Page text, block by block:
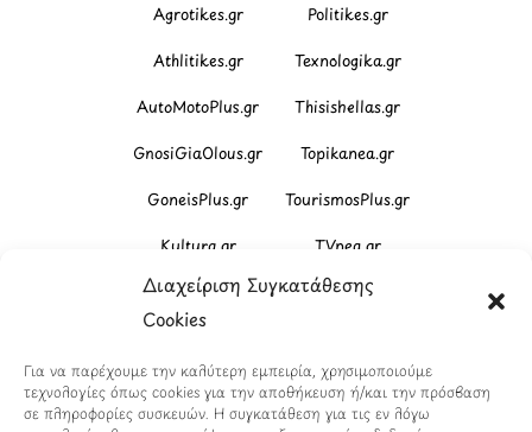
Διαχείριση Συγκατάθεσης
Cookies
Για να παρέχουμε την καλύτερη εμπειρία, χρησιμοποιούμε
τεχνολογίες όπως cookies για την αποθήκευση ή/και την πρόσβαση
σε πληροφορίες συσκευών. Η συγκατάθεση για τις εν λόγω
Agrotikes.gr Politikes.gr
Athlitikes.gr Texnologika.gr
AutoMotoPlus.gr Thisishellas.gr
GnosiGiaOlous.gr Topikanea.gr
GoneisPlus.gr TourismosPlus.gr
Kultura.gr TVnea.gr
Loatki.gr Upnow.gr
ModernaGynaika.gr Xristianika.gr